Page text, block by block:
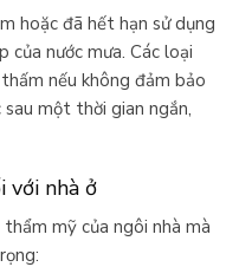
hoặc đã hết hạn sử dụng
của nước mưa. Các loại
nếu không đảm bảo
một thời gian ngắn,
với nhà ở
mỹ của ngôi nhà mà